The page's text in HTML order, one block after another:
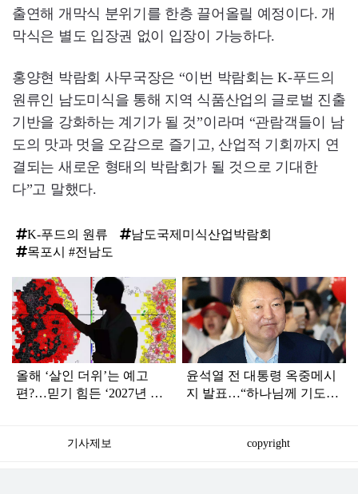
출연해 개막식 분위기를 한층 끌어올릴 예정이다. 개
막식은 별도 입장권 없이 입장이 가능하다.
홍양현 박람회 사무국장은 “이번 박람회는 K-푸드의
원류인 남도미식을 통해 지역 식품산업의 글로벌 진출
기반을 강화하는 계기가 될 것”이라며 “관람객들이 남
도의 맛과 멋을 오감으로 즐기고, 산업적 기회까지 연
결되는 새로운 형태의 박람회가 될 것으로 기대한
다”고 말했다.
K-푸드의 원류
남도국제미식산업박람회
목포시 #전남도
탑
라
인
올해 ‘살인 더위’는 예고
편?…믿기 힘든 ‘2027년 여
윤석열 전 대통령 옥중메시
지 발표…“하나님께 기도드
기사제보 copyright